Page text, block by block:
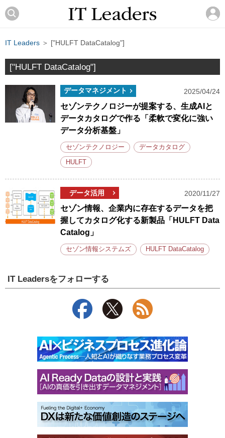
IT Leaders ＞ ["HULFT DataCatalog"]
["HULFT DataCatalog"]
データマネジメント 2025/04/24
セゾンテクノロジーが提案する、生成AIと
データカタログで作る「柔軟で変化に強い
データ分析基盤」
セゾンテクノロジー データカタログ
HULFT
データ活用 2020/11/27
セゾン情報、企業内に存在するデータを把
握してカタログ化する新製品「HULFT Data
Catalog」
セゾン情報システムズ HULFT DataCatalog
IT Leadersをフォローする